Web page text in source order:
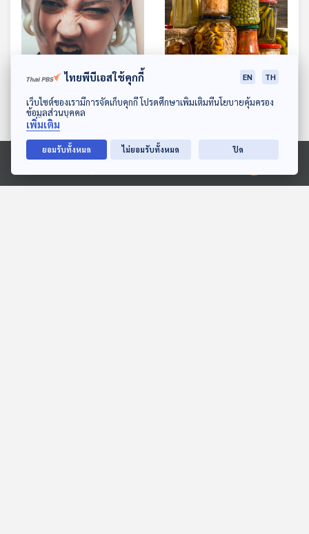
ดาวน์โหลด Thai PBS Podcast Application
Ⓒ 2020 องค์การกระจายเสียงและแพร่ภาพสาธารณะแห่งประเทศไทย
29:24
EP. 1047: คิดว่าตัวเองยังไม่
ดีพอ จุดเริ่มต้น "ภาวะ
เกลียดตัวเอง"
โรงหมอ
29:24
EP. 1048: ของหมักของ
ไทยพีบีเอสใช้คุกกี้ EN TH
เว็บไซต์ของเรามีการจัดเก็บคุกกี้ โปรดศึกษาเพิ่มเติมที่นโยบายคุ้มครอง
ข้อมูลส่วนบุคคล
เพิ่มเติม
ยอมรับทั้งหมด ไม่ยอมรับทั้งหมด ปิด